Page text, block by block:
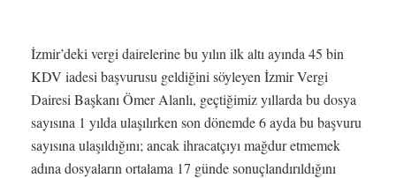
İzmir’deki vergi dairelerine bu yılın ilk altı ayında 45 bin
KDV iadesi başvurusu geldiğini söyleyen İzmir Vergi
Dairesi Başkanı Ömer Alanlı, geçtiğimiz yıllarda bu dosya
sayısına 1 yılda ulaşılırken son dönemde 6 ayda bu başvuru
sayısına ulaşıldığını; ancak ihracatçıyı mağdur etmemek
adına dosyaların ortalama 17 günde sonuçlandırıldığını